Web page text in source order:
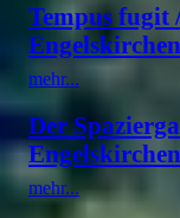
Tempus fugit
Engelskirchen
mehr...
Der
Engelskirchen
mehr...